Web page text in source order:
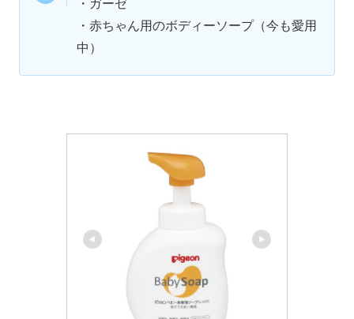
・ガーゼ
・赤ちゃん用のボディーソープ（今も愛用
中）